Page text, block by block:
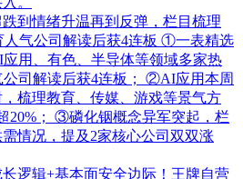
跌到情绪升温再到反弹，栏目梳理
气公司解读后获4连板 ①一表精选
用、有色、半导体等领域多家热
司解读后获4连板； ②AI应用本周
梳理教育、传媒、游戏等景气方
20%； ③磷化铟概念异军突起，栏
情况，提及2家核心公司双双涨
长逻辑+基本面安全边际！王牌自营